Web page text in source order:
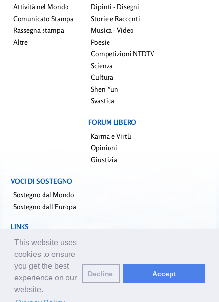
Attività nel Mondo
Comunicato Stampa
Rassegna stampa
Altre
Dipinti - Disegni
Storie e Racconti
Musica - Video
Poesie
Competizioni NTDTV
Scienza
Cultura
Shen Yun
Svastica
FORUM LIBERO
Karma e Virtù
Opinioni
Giustizia
VOCI DI SOSTEGNO
Sostegno dal Mondo
Sostegno dall'Europa
LINKS
falundafa.org (it)
faluninfo.net
minghui.org (en)
pureinsight.org
Email editore:editor@it.clearharmony.net
This website uses
cookies to ensure
you get the best
experience on our
website.
Decline Accept